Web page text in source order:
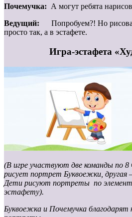
Почемучка: А могут ребята
Ведущий: Попробуем?! Но
просто так, а в эстафете.
Игра-эстафета
(В игре участвуют две команды по 8
рисует портрет Буквоежки, другая
Дети рисуют портреты по
эстафету).
Буквоежка и Почемучка благодарят